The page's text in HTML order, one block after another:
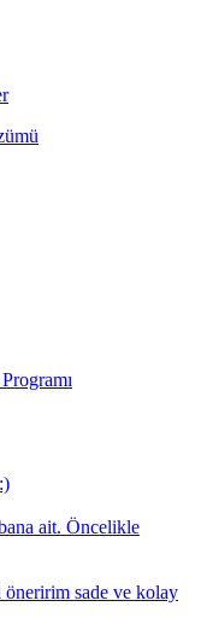
ait. Öncelikle
sade ve kolay